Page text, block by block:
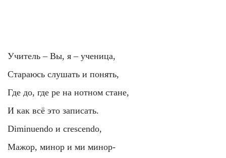
Учитель – Вы, я – ученица,
Стараюсь слушать и понять,
Где до, где ре на нотном стане,
И как всё это записать.
Diminuendo и crescendo,
Мажор, минор и ми минор-